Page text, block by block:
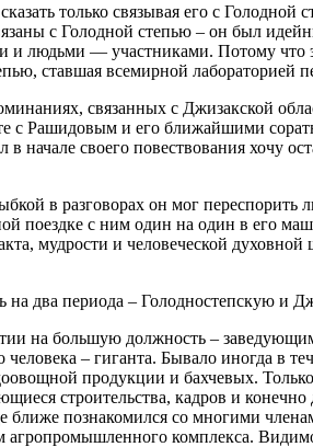
только связывая его с
с Голодной степью – он был
людьми — участниками. Потому что
ставшая всемирной лабораторией
связанных с Джизакской
с Рашидовым и его ближайшими
начале своего повествования хочу
в разговорах он мог
поездке с ним один на один в его
мудрости и человеческой
на два периода – Голодностепскую и
на большую должность –
– гиганта. Бывало иногда в
продукции и бахчевых.
строительства, кадров и
познакомился со многими
комплекса.